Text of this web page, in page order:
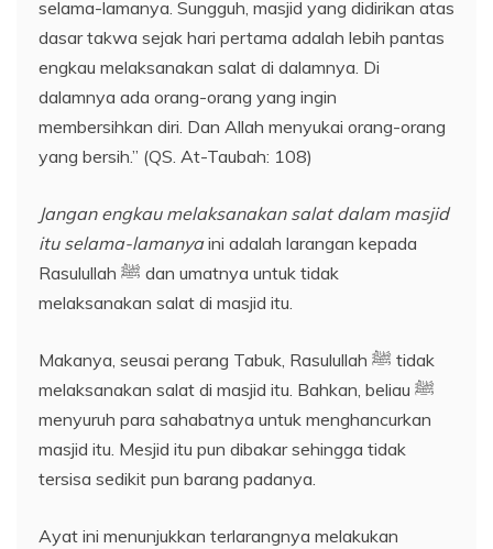
selama-lamanya. Sungguh, masjid yang didirikan atas
dasar takwa sejak hari pertama adalah lebih pantas
engkau melaksanakan salat di dalamnya. Di
dalamnya ada orang-orang yang ingin
membersihkan diri. Dan Allah menyukai orang-orang
yang bersih.” (QS. At-Taubah: 108)
Jangan engkau melaksanakan salat dalam masjid
itu selama-lamanyaini adalah larangan kepada
Rasulullah ﷺ dan umatnya untuk tidak
melaksanakan salat di masjid itu.
Makanya, seusai perang Tabuk, Rasulullah ﷺ tidak
melaksanakan salat di masjid itu. Bahkan, beliau ﷺ
menyuruh para sahabatnya untuk menghancurkan
masjid itu. Mesjid itu pun dibakar sehingga tidak
tersisa sedikit pun barang padanya.
Ayat ini menunjukkan terlarangnya melakukan